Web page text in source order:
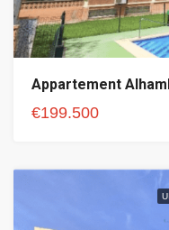
Appartement
€199.500